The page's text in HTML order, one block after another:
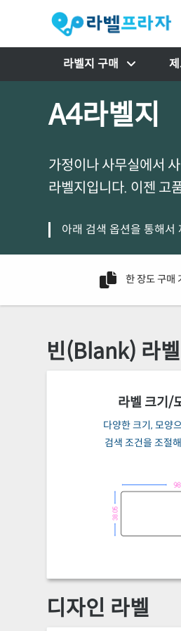
라벨지 구매
A4라벨지
가정이나 사무실에서
라벨지입니다. 이젠 고
아래 검색 옵션을 통해서
한 장도 구매
빈(Blank) 라벨
라벨 크기/
다양한 크기, 모양
검색 조건을 조절
디자인 라벨